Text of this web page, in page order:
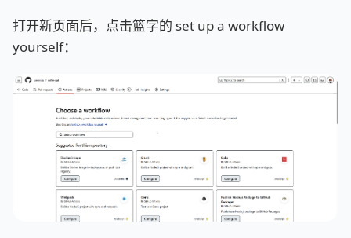
打开新页面后，点击篮字的 set up a workflow
yourself：